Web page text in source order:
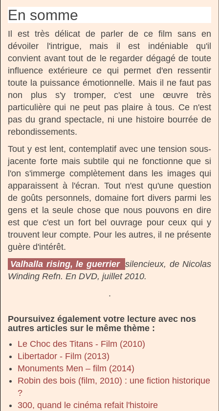
En somme
Il est très délicat de parler de ce film sans en
dévoiler l'intrigue, mais il est indéniable qu'il
convient avant tout de le regarder dégagé de toute
influence extérieure ce qui permet d'en ressentir
toute la puissance émotionnelle. Mais il ne faut pas
non plus s'y tromper, c'est une œuvre très
particulière qui ne peut pas plaire à tous. Ce n'est
pas du grand spectacle, ni une histoire bourrée de
rebondissements.
Tout y est lent, contemplatif avec une tension sous-
jacente forte mais subtile qui ne fonctionne que si
l'on s'immerge complètement dans les images qui
apparaissent à l'écran. Tout n'est qu'une question
de goûts personnels, domaine fort divers parmi les
gens et la seule chose que nous pouvons en dire
est que c'est un fort bel ouvrage pour ceux qui y
trouvent leur compte. Pour les autres, il ne présente
guère d'intérêt.
Valhalla rising, le guerrier silencieux, de Nicolas
Winding Refn. En DVD, juillet 2010.
.
Poursuivez également votre lecture avec nos
autres articles sur le même thème :
Le Choc des Titans - Film (2010)
Libertador - Film (2013)
Monuments Men – film (2014)
Robin des bois (film, 2010) : une fiction historique
?
300, quand le cinéma refait l'histoire